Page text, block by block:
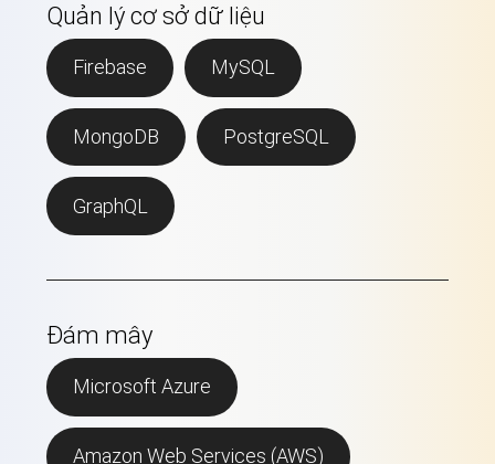
Quản lý cơ sở dữ liệu
Firebase MySQL
MongoDB PostgreSQL
GraphQL
Đám mây
Microsoft Azure
Amazon Web Services (AWS)